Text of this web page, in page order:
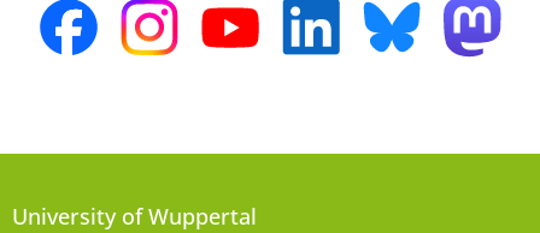
University of Wuppertal